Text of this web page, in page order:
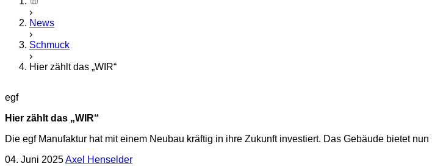
News
Schmuck
Hier zählt das „WIR“
egf
Hier zählt das „WIR“
Die egf Manufaktur hat mit einem Neubau kräftig in ihre Zukunft investiert. Das Gebäude bietet
04. Juni 2025Axel Henselder